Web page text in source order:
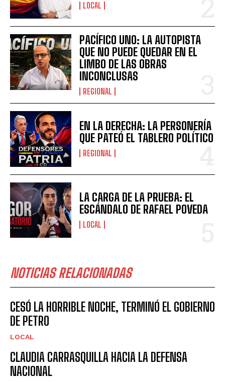
LOCAL
PACÍFICO UNO: LA AUTOPISTA
QUE NO PUEDE QUEDAR EN EL
LIMBO DE LAS OBRAS
INCONCLUSAS
REGIONAL
EN LA DERECHA: LA PERSONERÍA
QUE PATEÓ EL TABLERO POLÍTICO
REGIONAL
LA CARGA DE LA PRUEBA: EL
ESCÁNDALO DE RAFAEL POVEDA
LOCAL
NOTICIAS RELACIONADAS
CESÓ LA HORRIBLE NOCHE, TERMINÓ EL GOBIERNO
DE PETRO
LOCAL
CLAUDIA CARRASQUILLA HACIA LA DEFENSA
NACIONAL